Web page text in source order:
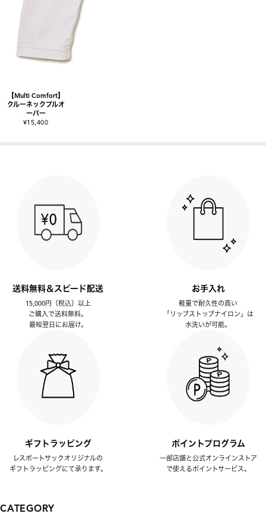
【Multi Comfort】
クルーネックプルオ
ーバー
¥15,400
送料無料＆スピード配送
15,000円（税込）以上
ご購入で送料無料。
最短翌日にお届け。
お手入れ
軽量で耐久性の高い
「リップストップナイロン」は
水洗いが可能。
ギフトラッピング
レスポートサックオリジナルの
ギフトラッピングにて承ります。
ポイントプログラム
一部店舗と公式オンラインストア
で使えるポイントサービス。
CATEGORY